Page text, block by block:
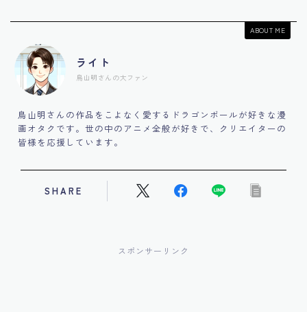
ABOUT ME
ライト
鳥山明さんの大ファン
鳥山明さんの作品をこよなく愛するドラゴンボールが好きな漫
画オタクです。世の中のアニメ全般が好きで、クリエイターの
皆様を応援しています。
SHARE
スポンサーリンク